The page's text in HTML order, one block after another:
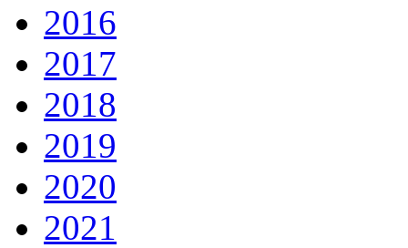
2016
2017
2018
2019
2020
2021